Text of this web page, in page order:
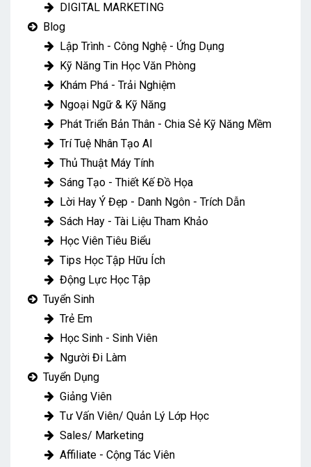
DIGITAL MARKETING
Blog
Lập Trình - Công Nghệ - Ứng Dụng
Kỹ Năng Tin Học Văn Phòng
Khám Phá - Trải Nghiệm
Ngoại Ngữ & Kỹ Năng
Phát Triển Bản Thân - Chia Sẻ Kỹ Năng Mềm
Trí Tuệ Nhân Tạo AI
Thủ Thuật Máy Tính
Sáng Tạo - Thiết Kế Đồ Họa
Lời Hay Ý Đẹp - Danh Ngôn - Trích Dẫn
Sách Hay - Tài Liệu Tham Khảo
Học Viên Tiêu Biểu
Tips Học Tập Hữu Ích
Động Lực Học Tập
Tuyển Sinh
Trẻ Em
Học Sinh - Sinh Viên
Người Đi Làm
Tuyển Dụng
Giảng Viên
Tư Vấn Viên/ Quản Lý Lớp Học
Sales/ Marketing
Affiliate - Cộng Tác Viên